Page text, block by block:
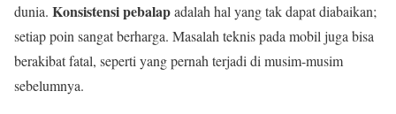
dunia. Konsistensi pebalapadalah hal yang tak dapat diabaikan;
setiap poin sangat berharga. Masalah teknis pada mobil juga bisa
berakibat fatal, seperti yang pernah terjadi di musim-musim
sebelumnya.